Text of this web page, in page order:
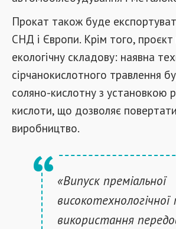
Прокат також буде
СНД і Європи. Крім того,
екологічну складову: наявна
сірчанокислотного травлення
соляно-кислотну з установкою
кислоти, що дозволяє
виробництво.
«Випуск преміальної
високотехнологічної
використання